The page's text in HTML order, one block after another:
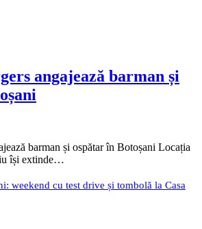
angajează barman și
barman și ospătar în Botoșani Locația
își extinde…
weekend cu test drive și tombolă la Casa